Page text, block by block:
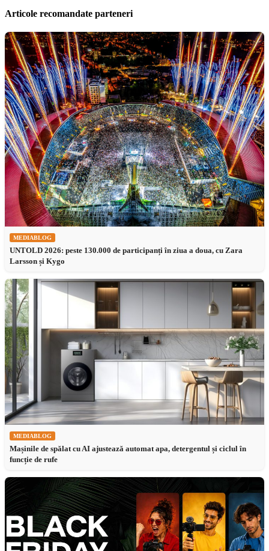
Articole recomandate parteneri
MEDIABLOG
UNTOLD 2026: peste 130.000 de participanți în ziua a doua, cu Zara
Larsson și Kygo
MEDIABLOG
Mașinile de spălat cu AI ajustează automat apa, detergentul și ciclul în
funcție de rufe